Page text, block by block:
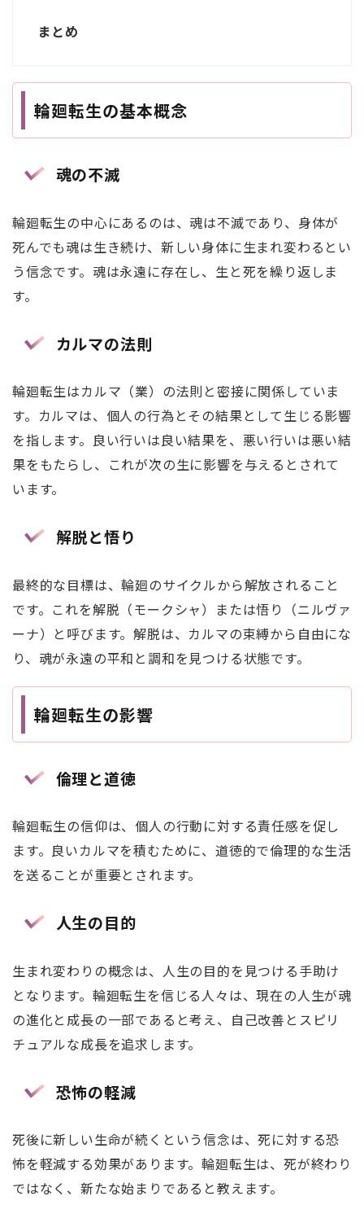
まとめ
輪廻転生の基本概念
魂の不滅
輪廻転生の中心にあるのは、魂は不滅であり、身体が
死んでも魂は生き続け、新しい身体に生まれ変わるとい
う信念です。魂は永遠に存在し、生と死を繰り返しま
す。
カルマの法則
輪廻転生はカルマ（業）の法則と密接に関係していま
す。カルマは、個人の行為とその結果として生じる影響
を指します。良い行いは良い結果を、悪い行いは悪い結
果をもたらし、これが次の生に影響を与えるとされて
います。
解脱と悟り
最終的な目標は、輪廻のサイクルから解放されること
です。これを解脱（モークシャ）または悟り（ニルヴァ
ーナ）と呼びます。解脱は、カルマの束縛から自由にな
り、魂が永遠の平和と調和を見つける状態です。
輪廻転生の影響
倫理と道徳
輪廻転生の信仰は、個人の行動に対する責任感を促し
ます。良いカルマを積むために、道徳的で倫理的な生活
を送ることが重要とされます。
人生の目的
生まれ変わりの概念は、人生の目的を見つける手助け
となります。輪廻転生を信じる人々は、現在の人生が魂
の進化と成長の一部であると考え、自己改善とスピリ
チュアルな成長を追求します。
恐怖の軽減
死後に新しい生命が続くという信念は、死に対する恐
怖を軽減する効果があります。輪廻転生は、死が終わり
ではなく、新たな始まりであると教えます。